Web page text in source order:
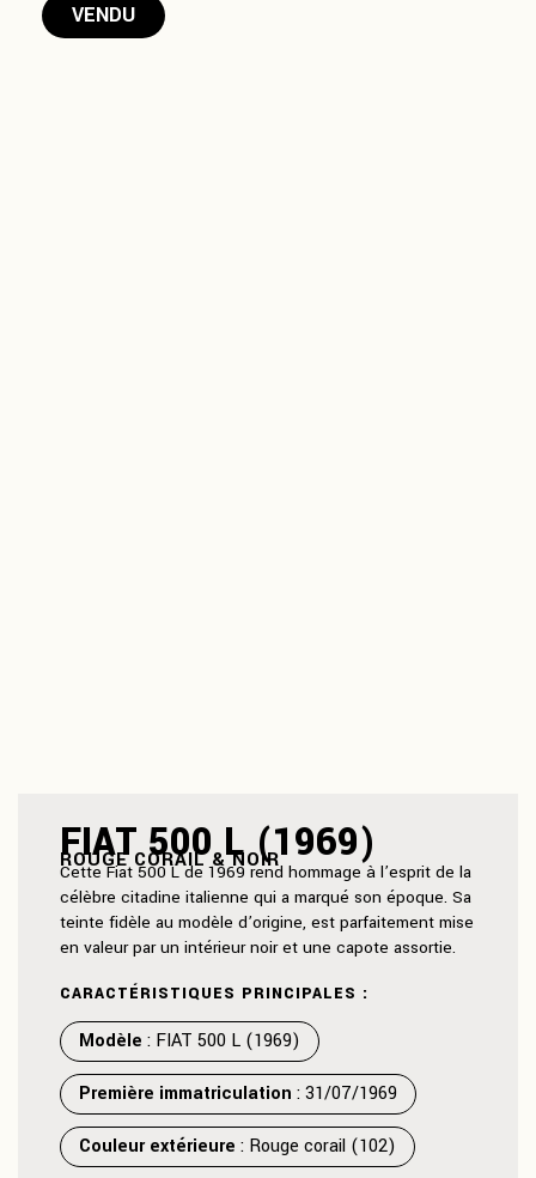
VENDU
FIAT 500 L (1969)
ROUGE CORAIL & NOIR
Cette Fiat 500 L de 1969 rend hommage à l’esprit de la
célèbre citadine italienne qui a marqué son époque. Sa
teinte fidèle au modèle d’origine, est parfaitement mise
en valeur par un intérieur noir et une capote assortie.
CARACTÉRISTIQUES PRINCIPALES :
Modèle : FIAT 500 L (1969)
Première immatriculation : 31/07/1969
Couleur extérieure : Rouge corail (102)